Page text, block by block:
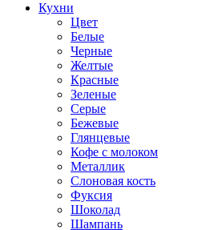
Кухни
Цвет
Белые
Черные
Желтые
Красные
Зеленые
Серые
Бежевые
Глянцевые
Кофе с молоком
Металлик
Слоновая кость
Фуксия
Шоколад
Шампань